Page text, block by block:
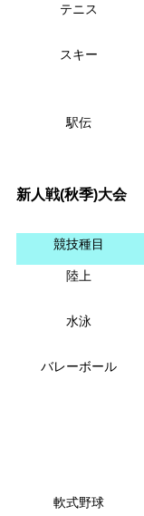
テニス
スキー
駅伝
新人戦(秋季)大会
競技種目
陸上
水泳
バレーボール
軟式野球